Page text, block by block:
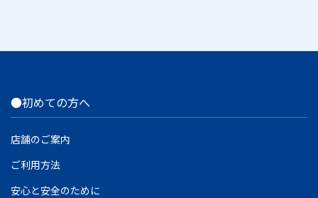
●初めての方へ
店舗のご案内
ご利用方法
安心と安全のために